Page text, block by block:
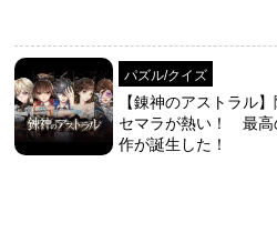
パズル/クイズ
【錬神のアストラル
セマラが熱い！ 最高
作が誕生した！